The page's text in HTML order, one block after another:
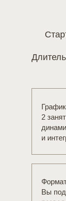
Вы
График
2
и